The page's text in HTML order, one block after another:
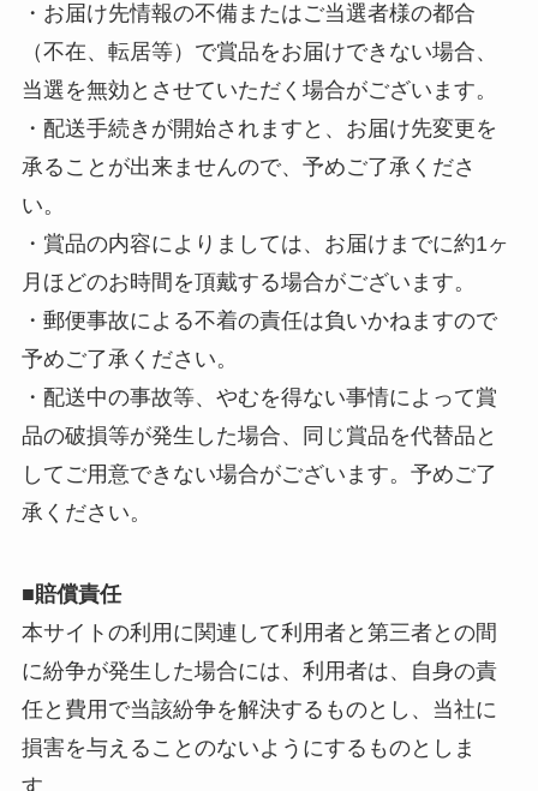
・お届け先情報の不備またはご当選者様の都合
（不在、転居等）で賞品をお届けできない場合、
当選を無効とさせていただく場合がございます。
・配送手続きが開始されますと、お届け先変更を
承ることが出来ませんので、予めご了承くださ
い。
・賞品の内容によりましては、お届けまでに約1ヶ
月ほどのお時間を頂戴する場合がございます。
・郵便事故による不着の責任は負いかねますので
予めご了承ください。
・配送中の事故等、やむを得ない事情によって賞
品の破損等が発生した場合、同じ賞品を代替品と
してご用意できない場合がございます。予めご了
承ください。
■賠償責任
本サイトの利用に関連して利用者と第三者との間
に紛争が発生した場合には、利用者は、自身の責
任と費用で当該紛争を解決するものとし、当社に
損害を与えることのないようにするものとしま
す。